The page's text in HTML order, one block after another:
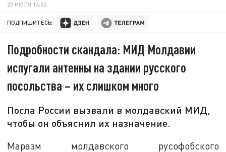
25 ИЮЛЯ 14:02
ПОДПИШИТЕСЬ:
Подробности скандала: МИД Молдавии
испугали антенны на здании русского
посольства – их слишком много
Посла России вызвали в молдавский МИД,
чтобы он объяснил их назначение.
Маразм молдавского русофобского